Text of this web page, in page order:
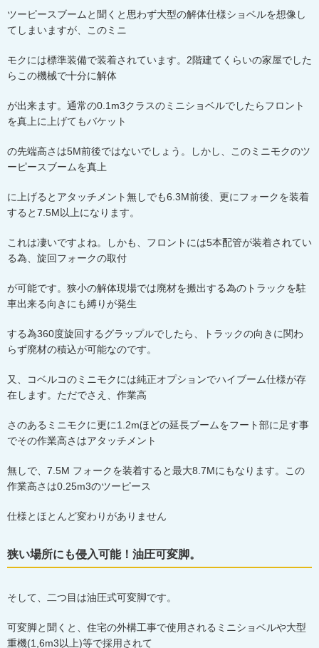
ツーピースブームと聞くと思わず大型の解体仕様ショベルを想像し
てしまいますが、このミニ
モクには標準装備で装着されています。 2階建てくらいの家屋でした
らこの機械で十分に解体
が出来ます。通常の0.1m3クラスのミニショベルでしたらフロント
を真上に上げてもバケット
の先端高さは5M前後ではないでしょう。しかし、このミニモクのツ
ーピースブームを真上
に上げるとアタッチメント無しでも6.3M前後、更にフォークを装着
すると7.5M以上になります。
これは凄いですよね。しかも、フロントには5本配管が装着されてい
る為、旋回フォークの取付
が可能です。狭小の解体現場では廃材を搬出する為のトラックを駐
車出来る向きにも縛りが発生
する為360度旋回するグラップルでしたら、トラックの向きに関わ
らず廃材の積込が可能なのです。
又、コベルコのミニモクには純正オプションでハイブーム仕様が存
在します。ただでさえ、作業高
さのあるミニモクに更に1.2mほどの延長ブームをフート部に足す事
でその作業高さはアタッチメント
無しで、 7.5M フォークを装着すると最大8.7Mにもなります。この
作業高さは0.25m3のツーピース
仕様とほとんど変わりがありません
狭い場所にも侵入可能！油圧可変脚。
そして、二つ目は油圧式可変脚です。
可変脚と聞くと、住宅の外構工事で使用されるミニショベルや大型
重機(1,6m3以上)等で採用されて